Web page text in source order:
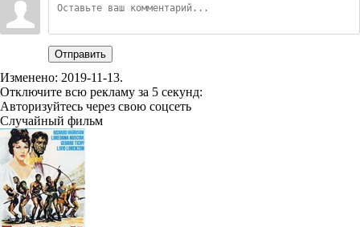
Отправить
Изменено: 2019-11-13.
Отключите всю рекламу за 5 секунд:
Авторизуйтесь через свою соцсеть
Случайный фильм